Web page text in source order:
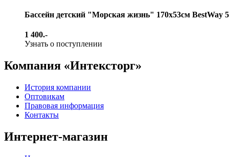
Бассейн детский "Морская жизнь" 170х53см BestWay
1 400.-
Узнать о поступлении
Компания «Интексторг»
История компании
Оптовикам
Правовая информация
Контакты
Интернет-магазин